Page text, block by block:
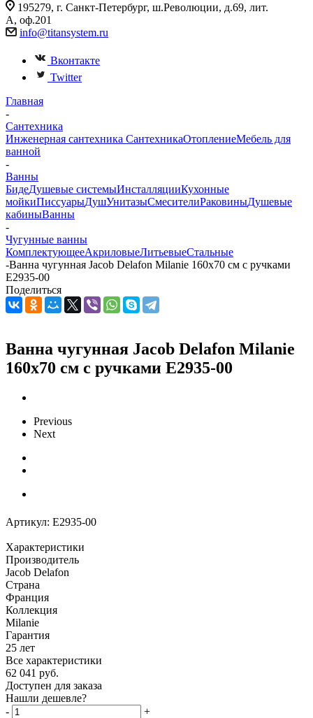
195279, г. Санкт-Петербург, ш.Революции, д.69, лит.
А, оф.201
info@titansystem.ru
Вконтакте
Twitter
Главная
-
Сантехника
Инженерная сантехника СантехникаОтоплениеМебель для
ванной
-
Ванны
БидеДушевые системыИнсталляцииКухонные
мойкиПиссуарыДушУнитазыСмесителиРаковиныДушевые
кабиныВанны
-
Чугунные ванны
КомплектующееАкриловыеЛитьевыеСтальные
-Ванна чугунная Jacob Delafon Milanie 160х70 см с ручками
E2935-00
Поделиться
Ванна чугунная Jacob Delafon Milanie
160х70 см с ручками E2935-00
Previous
Next
Артикул: E2935-00
Характеристики
Производитель
Jacob Delafon
Страна
Франция
Коллекция
Milanie
Гарантия
25 лет
Все характеристики
62 041 руб.
Доступен для заказа
Нашли дешевле?
-
+